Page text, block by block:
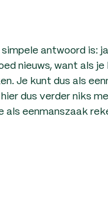
antwoord is:
nieuws, want als
Je kunt dus als
dus verder niks
als eenmanszaak